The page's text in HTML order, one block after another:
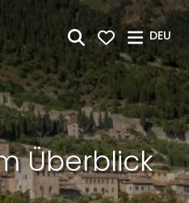
DEU
Überblick